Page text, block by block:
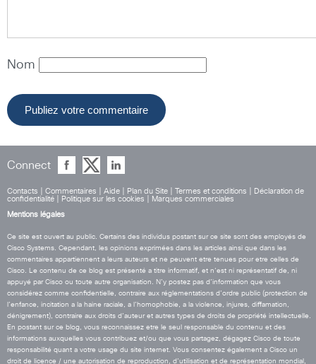
Nom
Connect
Contacts Commentaires Aide Plan du Site Termes et conditions
Déclaration de
confidentialité
Politique sur les cookies
Marques commerciales
Mentions légales
Ce site est ouvert au public. Certains des individus postant sur ce site sont des employés de
Cisco Systems. Cependant, les opinions exprimées dans les articles ainsi que dans les
commentaires appartiennent a leurs auteurs et ne peuvent etre tenues pour etre celles de
Cisco. Le contenu de ce blog est présenté a titre informatif, et n’est ni représentatif de, ni
appuyé par Cisco ou toute autre organisation. N’y postez pas d’information que vous
considérez comme confidentielle, contraire aux réglementations d’ordre public (protection de
l’enfance, incitation a la haine raciale, a l’homophobie, a la violence, injures, diffamation,
dénigrement), contraire aux droits d’auteur et autres types de droits de propriété intellectuelle.
En postant sur ce blog, vous reconnaissez etre le seul responsable du contenu et des
informations auxquelles vous contribuez et/ou que vous partagez, dégagez Cisco de toute
responsabilité quant a votre usage du site internet. Vous consentez également a Cisco un
droit de licence / une autorisation de reproduction, d’utilisation et de représentation mondial,